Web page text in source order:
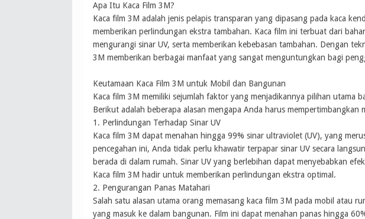
Apa Itu Kaca Film 3M?
Kaca film 3M adalah jenis pelapis transparan yang dipasang pada kaca
memberikan perlindungan ekstra tambahan. Kaca film ini terbuat dari
mengurangi sinar UV, serta memberikan kebebasan tambahan. Dengan
3M memberikan berbagai manfaat yang sangat menguntungkan bagi
Keutamaan Kaca Film 3M untuk Mobil dan Bangunan
Kaca film 3M memiliki sejumlah faktor yang menjadikannya pilihan utama
Berikut adalah beberapa alasan mengapa Anda harus mempertimbangkan
1. Perlindungan Terhadap Sinar UV
Kaca film 3M dapat menahan hingga 99% sinar ultraviolet (UV), yang
pencegahan ini, Anda tidak perlu khawatir terpapar sinar UV secara
berada di dalam rumah. Sinar UV yang berlebihan dapat menyebabkan
Kaca film 3M hadir untuk memberikan perlindungan ekstra optimal.
2. Pengurangan Panas Matahari
Salah satu alasan utama orang memasang kaca film 3M pada mobil atau
yang masuk ke dalam bangunan. Film ini dapat menahan panas hingga